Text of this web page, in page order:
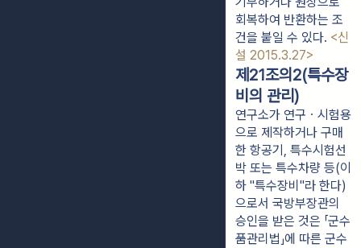
회복하여 반환하는 조
건을 붙일 수 있다. <신
설 2015.3.27>
제21조의2(특수장
비의 관리)
연구소가 연구ㆍ시험용
으로 제작하거나 구매
한 항공기, 특수시험선
박 또는 특수차량 등(이
하 "특수장비"라 한다)
으로서 국방부장관의
승인을 받은 것은 「군수
품관리법」에 따른 군수